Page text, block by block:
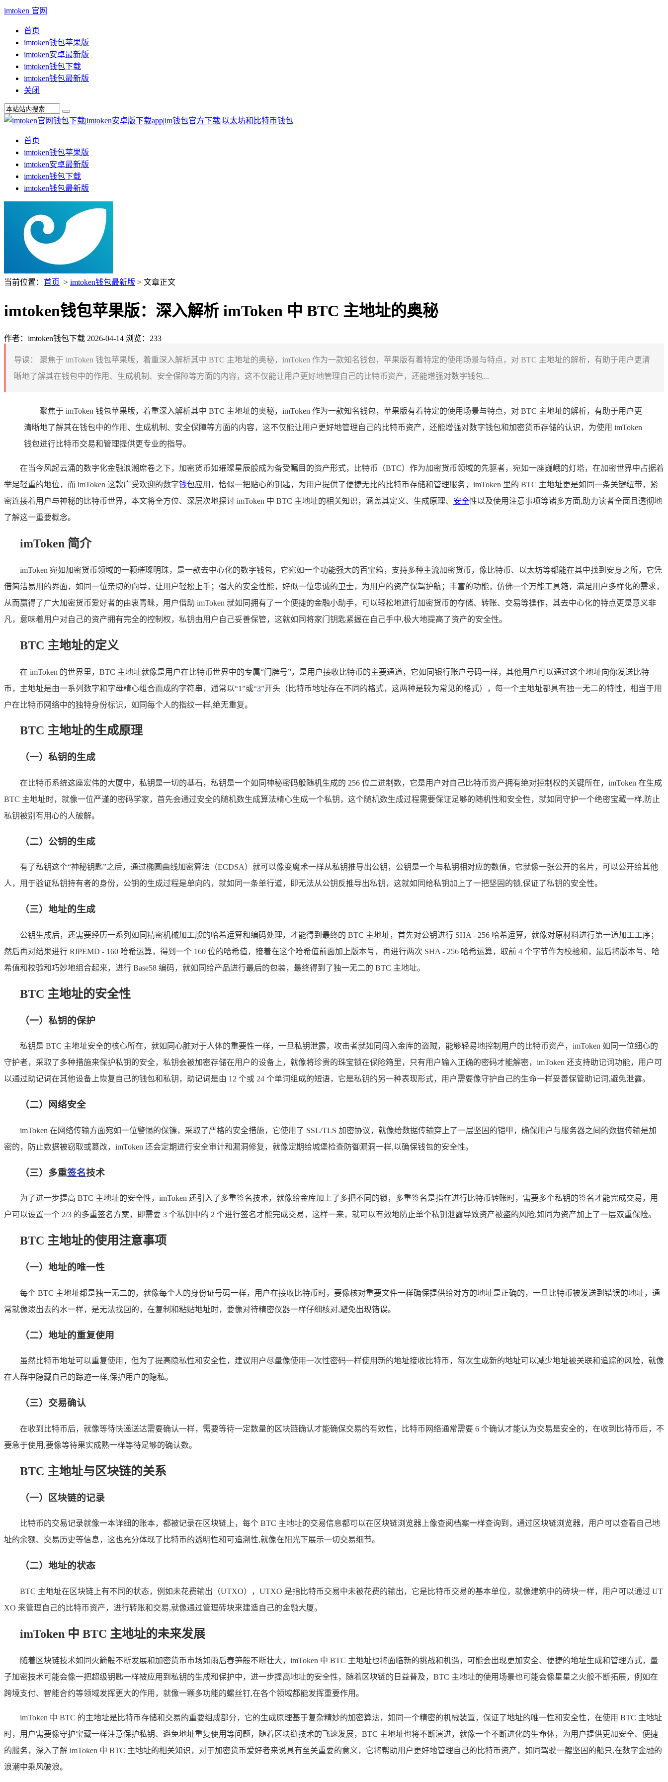
imtoken 官网
首页
imtoken钱包苹果版
imtoken安卓最新版
imtoken钱包下载
imtoken钱包最新版
关闭
首页
imtoken钱包苹果版
imtoken安卓最新版
imtoken钱包下载
imtoken钱包最新版
当前位置： 首页 > imtoken钱包最新版 > 文章正文
imtoken钱包苹果版：深入解析 imToken 中 BTC 主地址的奥秘
作者：imtoken钱包下载 2026-04-14 浏览：233
导读：
聚焦于 imToken 钱包苹果版，着重深入解析其中 BTC 主地址的奥秘，imToken 作为一款知名钱包，苹果版有着特定的使用场景与特点，对 BTC 主地址的解析，有助于用户更清
晰地了解其在钱包中的作用、生成机制、安全保障等方面的内容，这不仅能让用户更好地管理自己的比特币资产，还能增强对数字钱包...
聚焦于 imToken 钱包苹果版，着重深入解析其中 BTC 主地址的奥秘，imToken 作为一款知名钱包，苹果版有着特定的使用场景与特点，对 BTC 主地址的解析，有助于用户更
清晰地了解其在钱包中的作用、生成机制、安全保障等方面的内容，这不仅能让用户更好地管理自己的比特币资产，还能增强对数字钱包和加密货币存储的认识，为使用 imToken
钱包进行比特币交易和管理提供更专业的指导。
在当今风起云涌的数字化金融浪潮席卷之下，加密货币如璀璨星辰般成为备受瞩目的资产形式，比特币（BTC）作为加密货币领域的先驱者，宛如一座巍峨的灯塔，在加密世界中占据着
举足轻重的地位，而 imToken 这款广受欢迎的数字钱包应用，恰似一把贴心的钥匙，为用户提供了便捷无比的比特币存储和管理服务，imToken 里的 BTC 主地址更是如同一条关键纽带，紧
密连接着用户与神秘的比特币世界，本文将全方位、深层次地探讨 imToken 中 BTC 主地址的相关知识，涵盖其定义、生成原理、 安全性以及使用注意事项等诸多方面,助力读者全面且透彻地
了解这一重要概念。
imToken 简介
imToken 宛如加密货币领域的一颗璀璨明珠，是一款去中心化的数字钱包，它宛如一个功能强大的百宝箱，支持多种主流加密货币，像比特币、以太坊等都能在其中找到安身之所，它凭
借简洁易用的界面，如同一位亲切的向导，让用户轻松上手；强大的安全性能，好似一位忠诚的卫士，为用户的资产保驾护航；丰富的功能，仿佛一个万能工具箱，满足用户多样化的需求，
从而赢得了广大加密货币爱好者的由衷青睐，用户借助 imToken 就如同拥有了一个便捷的金融小助手，可以轻松地进行加密货币的存储、转账、交易等操作，其去中心化的特点更是意义非
凡，意味着用户对自己的资产拥有完全的控制权，私钥由用户自己妥善保管，这就如同将家门钥匙紧握在自己手中,极大地提高了资产的安全性。
BTC 主地址的定义
在 imToken 的世界里，BTC 主地址就像是用户在比特币世界中的专属“门牌号”，是用户接收比特币的主要通道，它如同银行账户号码一样，其他用户可以通过这个地址向你发送比特
币，主地址是由一系列数字和字母精心组合而成的字符串，通常以“1”或“3”开头（比特币地址存在不同的格式，这两种是较为常见的格式），每一个主地址都具有独一无二的特性，相当于用
户在比特币网络中的独特身份标识，如同每个人的指纹一样,绝无重复。
BTC 主地址的生成原理
（一）私钥的生成
在比特币系统这座宏伟的大厦中，私钥是一切的基石，私钥是一个如同神秘密码般随机生成的 256 位二进制数，它是用户对自己比特币资产拥有绝对控制权的关键所在，imToken 在生成
BTC 主地址时，就像一位严谨的密码学家，首先会通过安全的随机数生成算法精心生成一个私钥，这个随机数生成过程需要保证足够的随机性和安全性，就如同守护一个绝密宝藏一样,防止
私钥被别有用心的人破解。
（二）公钥的生成
有了私钥这个“神秘钥匙”之后，通过椭圆曲线加密算法（ECDSA）就可以像变魔术一样从私钥推导出公钥，公钥是一个与私钥相对应的数值，它就像一张公开的名片，可以公开给其他
人，用于验证私钥持有者的身份，公钥的生成过程是单向的，就如同一条单行道，即无法从公钥反推导出私钥，这就如同给私钥加上了一把坚固的锁,保证了私钥的安全性。
（三）地址的生成
公钥生成后，还需要经历一系列如同精密机械加工般的哈希运算和编码处理，才能得到最终的 BTC 主地址，首先对公钥进行 SHA - 256 哈希运算，就像对原材料进行第一道加工工序；
然后再对结果进行 RIPEMD - 160 哈希运算，得到一个 160 位的哈希值，接着在这个哈希值前面加上版本号，再进行两次 SHA - 256 哈希运算，取前 4 个字节作为校验和，最后将版本号、哈
希值和校验和巧妙地组合起来，进行 Base58 编码，就如同给产品进行最后的包装，最终得到了独一无二的 BTC 主地址。
BTC 主地址的安全性
（一）私钥的保护
私钥是 BTC 主地址安全的核心所在，就如同心脏对于人体的重要性一样，一旦私钥泄露，攻击者就如同闯入金库的盗贼，能够轻易地控制用户的比特币资产，imToken 如同一位细心的
守护者，采取了多种措施来保护私钥的安全，私钥会被加密存储在用户的设备上，就像将珍贵的珠宝锁在保险箱里，只有用户输入正确的密码才能解密，imToken 还支持助记词功能，用户可
以通过助记词在其他设备上恢复自己的钱包和私钥，助记词是由 12 个或 24 个单词组成的短语，它是私钥的另一种表现形式，用户需要像守护自己的生命一样妥善保管助记词,避免泄露。
（二）网络安全
imToken 在网络传输方面宛如一位警惕的保镖，采取了严格的安全措施，它使用了 SSL/TLS 加密协议，就像给数据传输穿上了一层坚固的铠甲，确保用户与服务器之间的数据传输是加
密的，防止数据被窃取或篡改，imToken 还会定期进行安全审计和漏洞修复，就像定期给城堡检查防御漏洞一样,以确保钱包的安全性。
（三）多重签名技术
为了进一步提高 BTC 主地址的安全性，imToken 还引入了多重签名技术，就像给金库加上了多把不同的锁，多重签名是指在进行比特币转账时，需要多个私钥的签名才能完成交易，用
户可以设置一个 2/3 的多重签名方案，即需要 3 个私钥中的 2 个进行签名才能完成交易，这样一来，就可以有效地防止单个私钥泄露导致资产被盗的风险,如同为资产加上了一层双重保险。
BTC 主地址的使用注意事项
（一）地址的唯一性
每个 BTC 主地址都是独一无二的，就像每个人的身份证号码一样，用户在接收比特币时，要像核对重要文件一样确保提供给对方的地址是正确的，一旦比特币被发送到错误的地址，通
常就像泼出去的水一样，是无法找回的，在复制和粘贴地址时，要像对待精密仪器一样仔细核对,避免出现错误。
（二）地址的重复使用
虽然比特币地址可以重复使用，但为了提高隐私性和安全性，建议用户尽量像使用一次性密码一样使用新的地址接收比特币，每次生成新的地址可以减少地址被关联和追踪的风险，就像
在人群中隐藏自己的踪迹一样,保护用户的隐私。
（三）交易确认
在收到比特币后，就像等待快递送达需要确认一样，需要等待一定数量的区块链确认才能确保交易的有效性，比特币网络通常需要 6 个确认才能认为交易是安全的，在收到比特币后，不
要急于使用,要像等待果实成熟一样等待足够的确认数。
BTC 主地址与区块链的关系
（一）区块链的记录
比特币的交易记录就像一本详细的账本，都被记录在区块链上，每个 BTC 主地址的交易信息都可以在区块链浏览器上像查阅档案一样查询到，通过区块链浏览器，用户可以查看自己地
址的余额、交易历史等信息，这也充分体现了比特币的透明性和可追溯性,就像在阳光下展示一切交易细节。
（二）地址的状态
BTC 主地址在区块链上有不同的状态，例如未花费输出（UTXO），UTXO 是指比特币交易中未被花费的输出，它是比特币交易的基本单位，就像建筑中的砖块一样，用户可以通过 UT
XO 来管理自己的比特币资产，进行转账和交易,就像通过管理砖块来建造自己的金融大厦。
imToken 中 BTC 主地址的未来发展
随着区块链技术如同火箭般不断发展和加密货币市场如雨后春笋般不断壮大，imToken 中 BTC 主地址也将面临新的挑战和机遇，可能会出现更加安全、便捷的地址生成和管理方式，量
子加密技术可能会像一把超级钥匙一样被应用到私钥的生成和保护中，进一步提高地址的安全性，随着区块链的日益普及，BTC 主地址的使用场景也可能会像星星之火般不断拓展，例如在
跨境支付、智能合约等领域发挥更大的作用，就像一颗多功能的螺丝钉,在各个领域都能发挥重要作用。
imToken 中 BTC 的主地址是比特币存储和交易的重要组成部分，它的生成原理基于复杂精妙的加密算法，如同一个精密的机械装置，保证了地址的唯一性和安全性，在使用 BTC 主地址
时，用户需要像守护宝藏一样注意保护私钥、避免地址重复使用等问题，随着区块链技术的飞速发展，BTC 主地址也将不断演进，就像一个不断进化的生命体，为用户提供更加安全、便捷
的服务，深入了解 imToken 中 BTC 主地址的相关知识，对于加密货币爱好者来说具有至关重要的意义，它将帮助用户更好地管理自己的比特币资产，如同驾驶一艘坚固的船只,在数字金融的
浪潮中乘风破浪。